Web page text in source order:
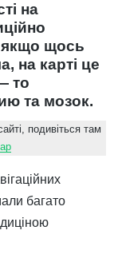
на
якщо щось
на карті це
то
та мозок.
подивіться там
багато